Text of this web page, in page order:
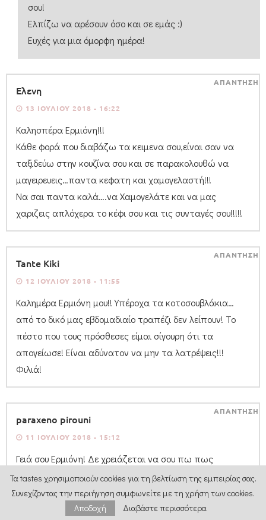
σου!
Ελπίζω να αρέσουν όσο και σε εμάς :)
Ευχές για μια όμορφη ημέρα!
Ελενη
13 ΙΟΥΛΊΟΥ 2018 - 16:22
Καλησπέρα Ερμιόνη!!!
Κάθε φορά που διαβάζω τα κειμενα σου,είναι σαν να
ταξιδεύω στην κουζίνα σου και σε παρακολουθώ να
μαγειρευεις…παντα κεφατη και χαμογελαστή!!!
Να σαι παντα καλά….να Χαμογελάτε και να μας
χαριζεις απλόχερα το κέφι σου και τις συνταγές σου!!!!!
ΑΠΑΝΤΗΣΗ
Tante Kiki
12 ΙΟΥΛΊΟΥ 2018 - 11:55
Καλημέρα Ερμιόνη μου!! Υπέροχα τα κοτοσουβλάκια…
από το δικό μας εβδομαδιαίο τραπέζι δεν λείπουν! Το
πέστο που τους πρόσθεσες είμαι σίγουρη ότι τα
απογείωσε! Είναι αδύνατον να μην τα λατρέψεις!!!
Φιλιά!
ΑΠΑΝΤΗΣΗ
paraxeno pirouni
11 ΙΟΥΛΊΟΥ 2018 - 15:12
Γειά σου Ερμιόνη! Δε χρειάζεται να σου πω πως
χαίρομαι να επισκέπτομαι το blog σου, πως χαζεύω τις
μεγάλες, φωτεινές σου φωτογραφίες και πως
χαμογελάω κάθε φορά που μαθαίνω τα νέα
ΑΠΑΝΤΗΣΗ
Τα tastes χρησιμοποιούν cookies για τη βελτίωση της εμπειρίας σας.
Συνεχίζοντας την περιήγηση συμφωνείτε με τη χρήση των cookies.
Αποδοχή
Διαβάστε περισσότερα